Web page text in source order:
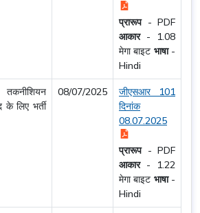
प्रारूप- PDF
आकार -
1.08
मेगा बाइट भाषा-
Hindi
तकनीशियन
लिए भर्ती
08/07/2025
जीएसआर 101
दिनांक
08.07.2025
प्रारूप- PDF
आकार -
1.22
मेगा बाइट भाषा-
Hindi